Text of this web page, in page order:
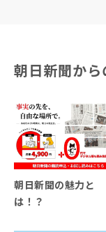
朝日新聞か
朝日新聞の魅力と
は！？